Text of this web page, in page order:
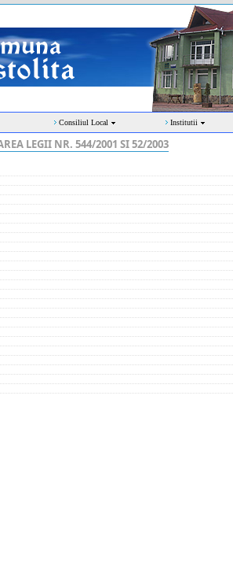
Consiliul Local Institutii
LEGII NR. 544/2001 SI 52/2003